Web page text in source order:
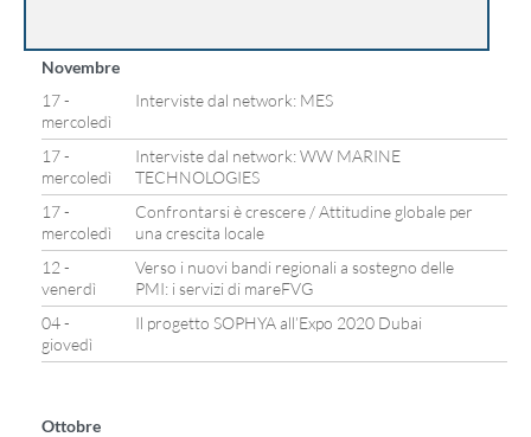
Novembre
17 -
mercoledì
Interviste dal network: MES
17 -
mercoledì
Interviste dal network: WW MARINE
TECHNOLOGIES
17 -
mercoledì
Confrontarsi è crescere / Attitudine globale per
una crescita locale
12 -
venerdì
Verso i nuovi bandi regionali a sostegno delle
PMI: i servizi di mareFVG
04 -
giovedì
Il progetto SOPHYA all’Expo 2020 Dubai
Ottobre